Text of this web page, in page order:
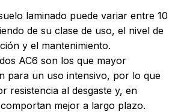
laminado puede variar entre 10
de su clase de uso, el nivel de
y el mantenimiento.
AC6 son los que mayor
para un uso intensivo, por lo que
resistencia al desgaste y, en
mejor a largo plazo.